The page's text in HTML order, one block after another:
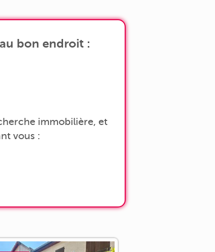
bon endroit :
immobilière, et
vous :